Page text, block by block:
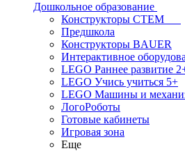
Дошкольное образование
Конструкторы СТЕМ
Предшкола
Конструкторы BAUER
Интерактивное
LEGO Раннее развитие
LEGO Учись учиться 5+
LEGO Машины и
ЛогоРоботы
Готовые кабинеты
Игровая зона
Еще